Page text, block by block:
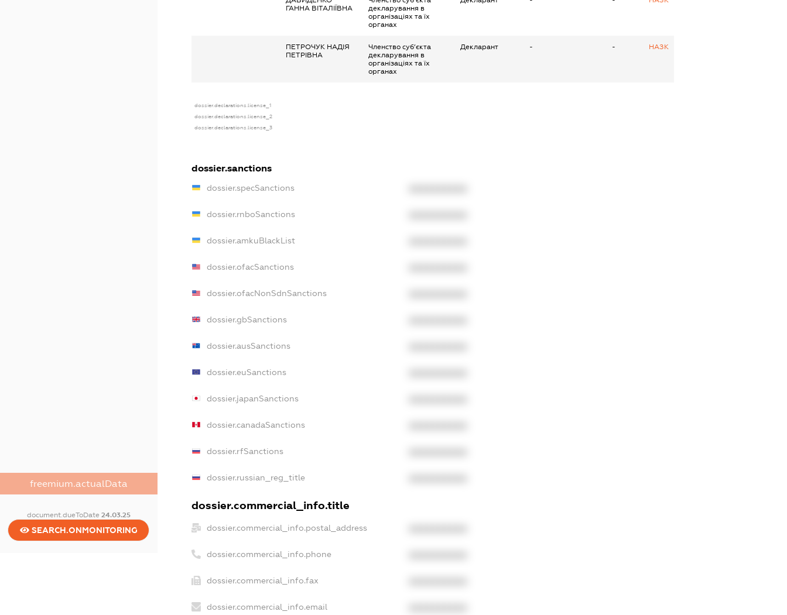
freemium.actualData
document.dueToDate 24.03.25
SEARCH.ONMONITORING
ГАННА ВІТАЛІЇВНА
декларування в
організаціях та їх
органах
ПЕТРОЧУК НАДІЯ
ПЕТРІВНА
Членство суб’єкта
декларування в
організаціях та їх
органах
Декларант - - НАЗК
dossier.declarations.license_1
dossier.declarations.license_2
dossier.declarations.license_3
dossier.sanctions
dossier.specSanctions
dossier.rnboSanctions
dossier.amkuBlackList
dossier.ofacSanctions
dossier.ofacNonSdnSanctions
dossier.gbSanctions
dossier.ausSanctions
dossier.euSanctions
dossier.japanSanctions
dossier.canadaSanctions
dossier.rfSanctions
dossier.russian_reg_title
dossier.commercial_info.title
dossier.commercial_info.postal_address
dossier.commercial_info.phone
dossier.commercial_info.fax
dossier.commercial_info.email